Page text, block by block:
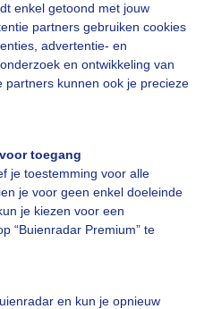
enkel getoond met jouw
partners gebruiken cookies
advertentie- en
en ontwikkeling van
partners kunnen ook je precieze
toegang
je toestemming voor alle
je voor geen enkel doeleinde
je kiezen voor een
“Buienradar Premium” te
en kun je opnieuw